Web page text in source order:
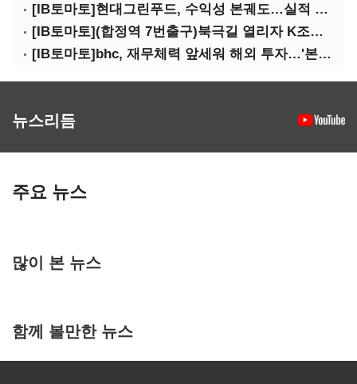
[IB토마토]현대그린푸드, 수익성 본궤도…실적 개선에 주주환원까지
[IB토마토](합정역 7번출구)북극길 열리자 K조선 뜬다
[IB토마토]bhc, 재무체력 앞세워 해외 투자…'본게임' 속도
뉴스리듬
주요 뉴스
많이 본 뉴스
함께 볼만한 뉴스